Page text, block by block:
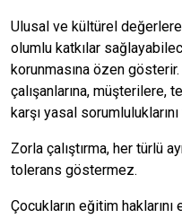
Ulusal ve kültürel
olumlu katkılar
korunmasına özen
çalışanlarına,
karşı yasal
Zorla çalıştırma, her türlü
tolerans göstermez.
Çocukların eğitim